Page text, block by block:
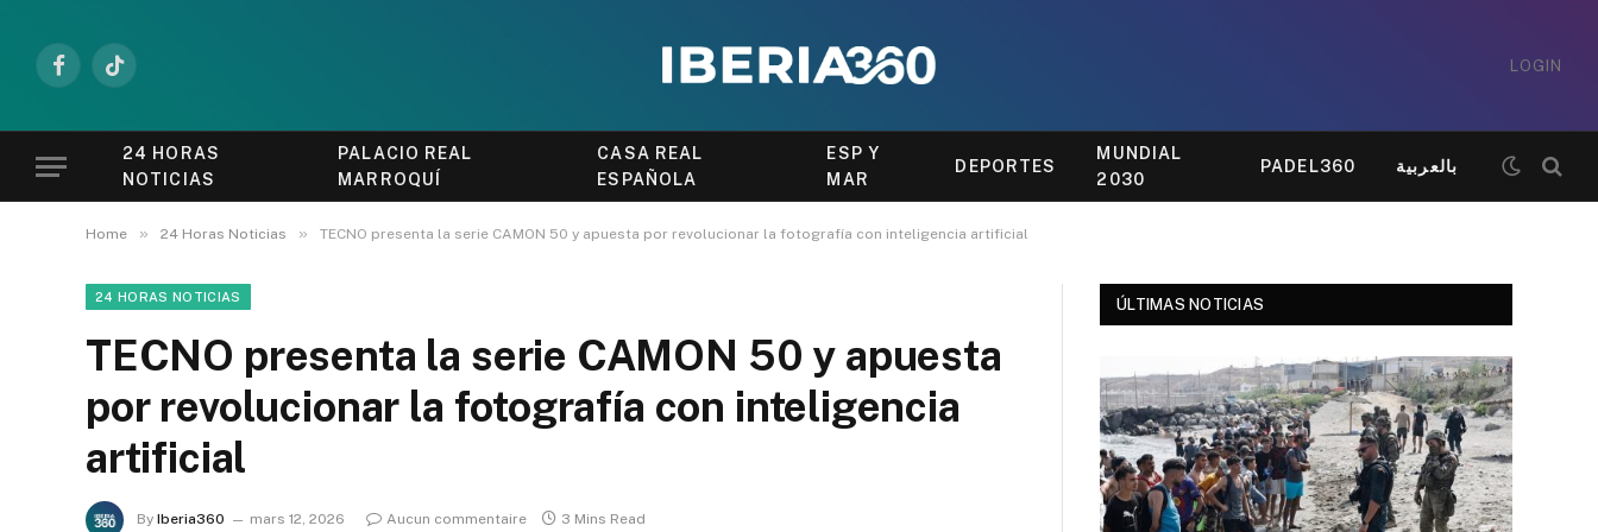
FacebookTikTok
LOGIN
24 HORAS
NOTICIAS
PALACIO REAL
MARROQUÍ
CASA REAL
ESPAÑOLA
ESP Y
MAR
DEPORTES
MUNDIAL
2030
PADEL360 بالعربية
Home » 24 Horas Noticias » TECNO presenta la serie CAMON 50 y apuesta por revolucionar la fotografía con inteligencia artificial
24 HORAS NOTICIAS
TECNO presenta la serie CAMON 50 y apuesta
por revolucionar la fotografía con inteligencia
artificial
By Iberia360 mars 12, 2026 Aucun commentaire 3 Mins Read
ÚLTIMAS NOTICIAS